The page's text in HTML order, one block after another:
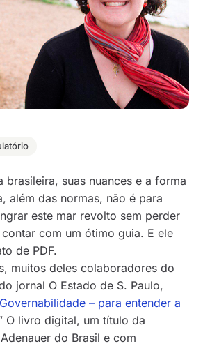
brasileira, suas nuances e a forma
além das normas, não é para
este mar revolto sem perder
com um ótimo guia. E ele
de PDF.
muitos deles colaboradores do
jornal O Estado de S. Paulo,
Governabilidade – para entender a
O livro digital, um título da
do Brasil e com